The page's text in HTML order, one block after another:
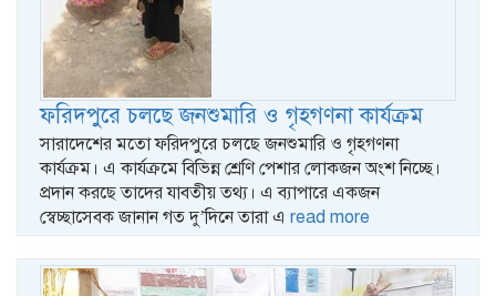
ফরিদপুরে চলছে জনশুমারি ও গৃহগণনা কার্যক্রম
সারাদেশের মতো ফরিদপুরে চলছে জনশুমারি ও গৃহগণনা
কার্যক্রম। এ কার্যক্রমে বিভিন্ন শ্রেণি পেশার লোকজন অংশ নিচ্ছে।
প্রদান করছে তাদের যাবতীয় তথ্য। এ ব্যাপারে একজন
স্বেচ্ছাসেবক জানান গত দু’দিনে তারা এ read more